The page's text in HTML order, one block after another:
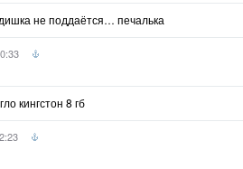
не поддаётся… печалька
кингстон 8 гб